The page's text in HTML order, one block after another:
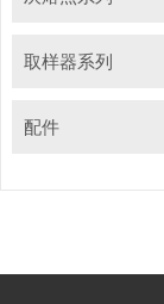
取样器系列
配件